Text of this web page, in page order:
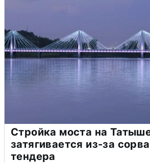
Стройка моста на
затягивается из-за
тендера